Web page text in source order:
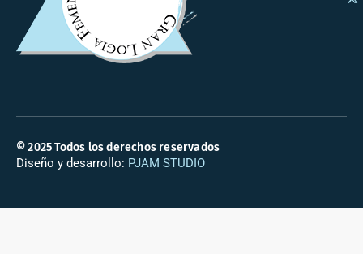
© 2025 Todos los derechos reservados
Diseño y desarrollo: PJAM STUDIO